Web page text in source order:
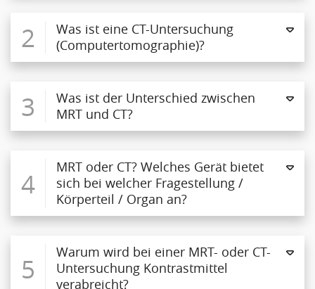
2
Was ist eine CT-Untersuchung
(Computertomographie)?
3
Was ist der Unterschied zwischen
MRT und CT?
4
MRT oder CT? Welches Gerät bietet
sich bei welcher Fragestellung /
Körperteil / Organ an?
5
Warum wird bei einer MRT- oder CT-
Untersuchung Kontrastmittel
verabreicht?